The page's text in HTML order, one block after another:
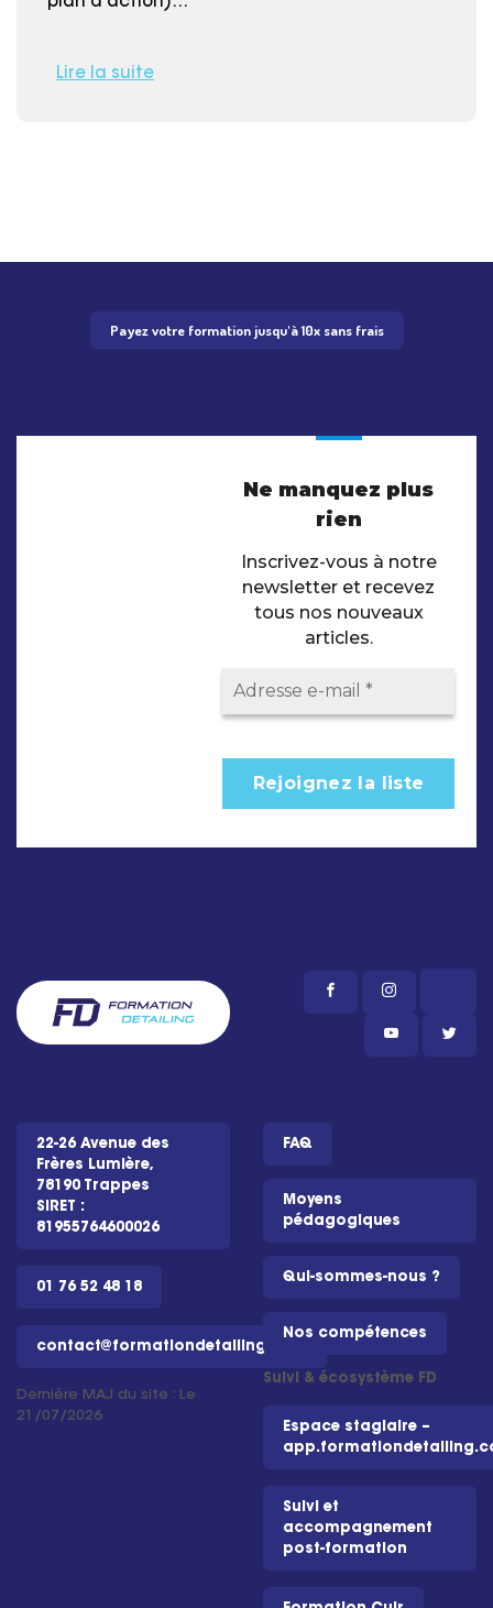
Lire la suite
Payez votre formation jusqu'à 10x sans frais
Ne manquez plus
rien
Inscrivez-vous à notre
newsletter et recevez
tous nos nouveaux
articles.
22-26 Avenue des
Frères Lumière,
78190 Trappes
SIRET :
81955764600026
01 76 52 48 18
contact@formationdetailing.com
Dernière MAJ du site : Le
21/07/2026
FAQ
Moyens
pédagogiques
Qui-sommes-nous ?
Nos compétences
Suivi & écosystème FD
Espace stagiaire –
Suivi et
accompagnement
post-formation